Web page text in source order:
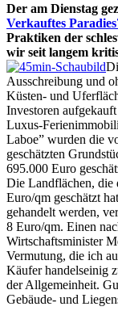
Der am Dienstag
Verkauftes
Praktiken der
wir seit langem
Ausschreibung und
Küsten- und
Investoren
Luxus-
Laboe” wurden die
geschätzten
695.000 Euro
Die Landflächen, die
Euro/qm geschätzt
gehandelt werden,
8 Euro/qm. Einen
Wirtschaftsminister
Vermutung, die ich
Käufer handelseinig
der Allgemeinheit.
Gebäude- und